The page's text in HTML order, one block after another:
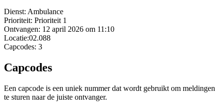
Dienst: Ambulance
Prioriteit: Prioriteit 1
Ontvangen: 12 april 2026 om 11:10
Locatie:02.088
Capcodes: 3
Capcodes
Een capcode is een uniek nummer dat wordt gebruikt om meldingen
te sturen naar de juiste ontvanger.